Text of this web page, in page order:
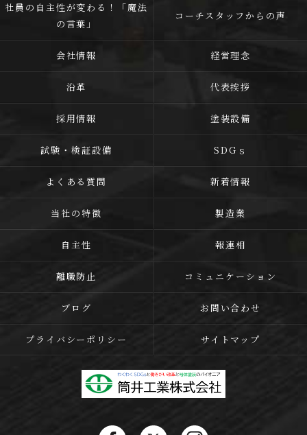
社員の自主性が変わる！「魔法
の言葉」
コーチスタッフからの声
会社情報 経営理念
沿革 代表挨拶
採用情報 塗装設備
試験・検証設備 SDGｓ
よくある質問 新着情報
当社の特徴 製造業
自主性 報連相
離職防止 コミュニケーション
ブログ お問い合わせ
プライバシーポリシー サイトマップ